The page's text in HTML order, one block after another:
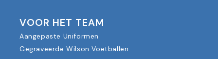
VOOR HET TEAM
Aangepaste Uniformen
Gegraveerde Wilson Voetballen